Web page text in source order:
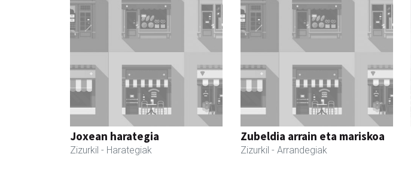
Joxean harategia
Zizurkil - Harategiak
Zubeldia arrain eta mariskoa
Zizurkil - Arrandegiak